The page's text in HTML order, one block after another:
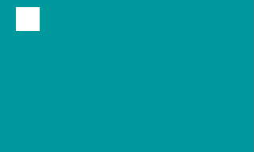
Précédent